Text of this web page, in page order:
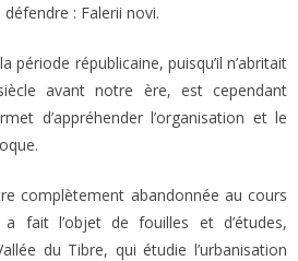
: Falerii novi.
période républicaine, puisqu’il n’abritait
avant notre ère, est cependant
d’appréhender l’organisation et le
complètement abandonnée au cours
fait l’objet de fouilles et d’études,
du Tibre, qui étudie l’urbanisation